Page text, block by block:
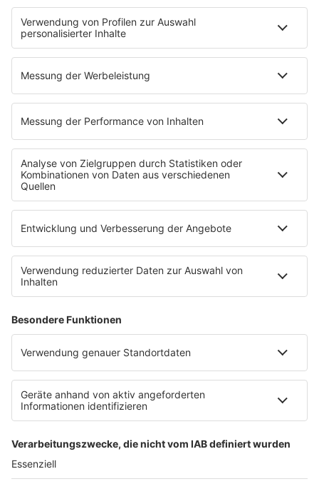
Fitness mit M.A.R.K
Glück in Worten
Todesursache
Niemand muss ein Promi sein
PROGRAMM
Mit den Waffeln einer Frau
SERVICE
Empfang
barba radio App
Impressum
Datenschutz Facebook & Instagram
Datenschutzeinstellungen
Clubbedingungen
Werbung schalten
Waffel-Werbepartner
80s80s.de
90s90s.de
Schlagerplanetradio.com
1deutsch.de
WEIHNACHTSMUSIK.FM